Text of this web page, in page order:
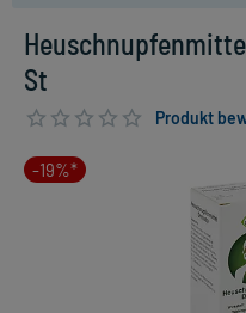
St
Produkt
-19%*